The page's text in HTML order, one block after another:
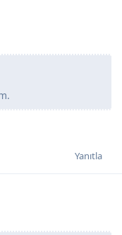
Yanıtla